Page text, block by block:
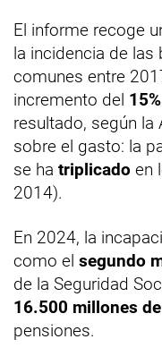
El informe recoge
la incidencia de
comunes entre
incremento del 15%
resultado, según la
sobre el gasto: la
se ha triplicado en
2014).
En 2024, la
como el segundo
de la Seguridad
16.500 millones
pensiones.